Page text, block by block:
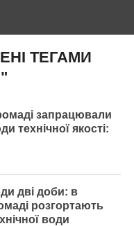
ТЕГАМИ
запрацювали
технічної якості:
дві доби: в
розгортають
води